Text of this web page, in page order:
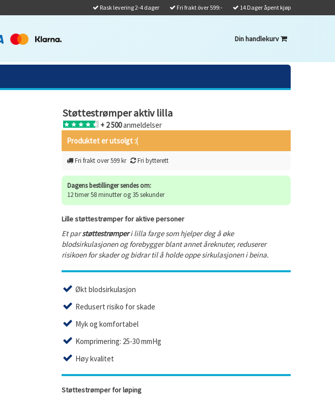
Rask levering 2-4 dager Fri frakt över 599:- 14 Dager åpent kjøp
Din handlekurv
Støttestrømper aktiv lilla
+ 2 500anmeldelser
Produktet er utsolgt :(
Fri frakt over 599 kr Fri bytterett
Dagens bestillinger sendes om:
12 timer 58 minutter og 35 sekunder
Lille støttestrømper for aktive personer
Et parstøttestrømperi lilla farge som hjelper deg å øke
blodsirkulasjonen og forebygger blant annet åreknuter, reduserer
risikoen for skader og bidrar til å holde oppe sirkulasjonen i beina.
Økt blodsirkulasjon
Redusert risiko for skade
Myk og komfortabel
Komprimering: 25-30 mmHg
Høy kvalitet
Støttestrømper for løping